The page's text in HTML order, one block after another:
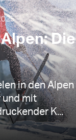
Die
in den Alpen
und mit
K...